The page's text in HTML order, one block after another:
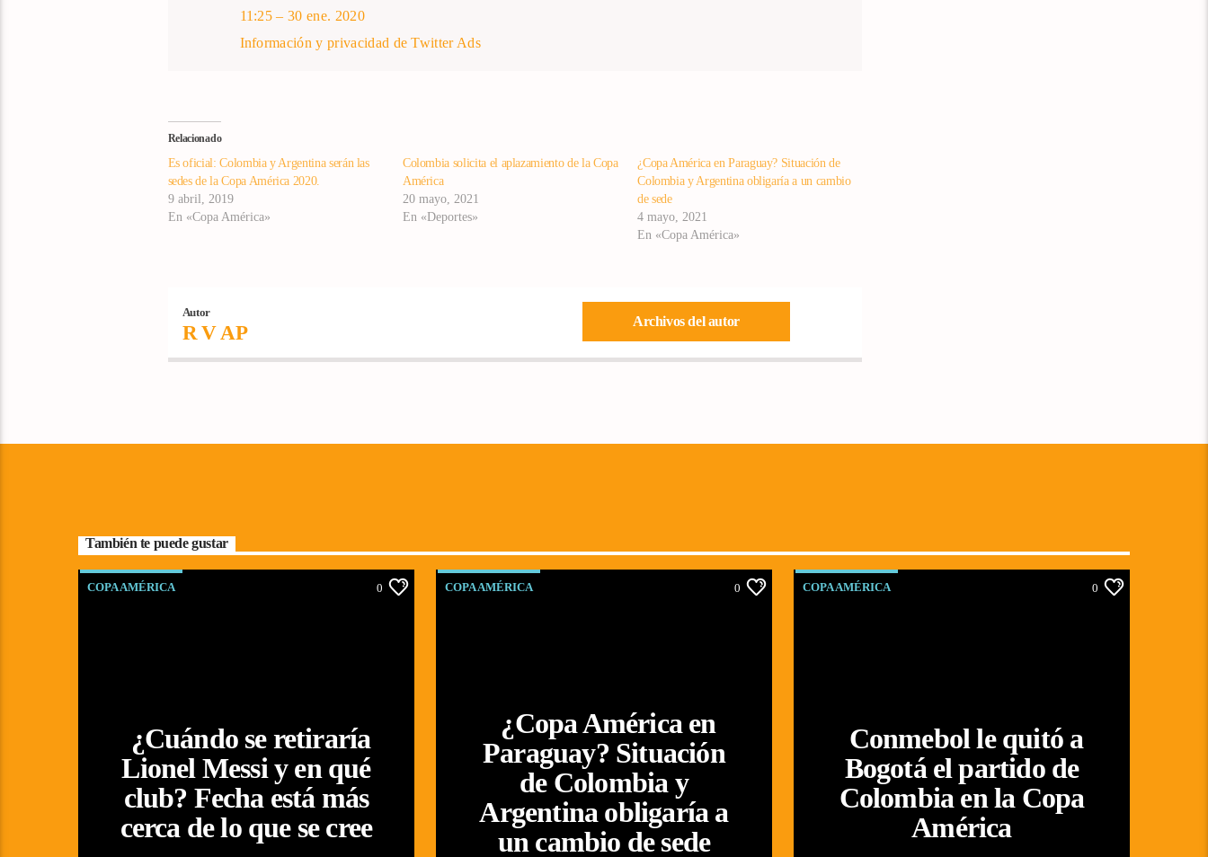
11:25 – 30 ene. 2020
Información y privacidad de Twitter Ads
Relacionado
Es oficial: Colombia y Argentina serán las
sedes de la Copa América 2020.
9 abril, 2019
En «Copa América»
Colombia solicita el aplazamiento de la Copa
América
20 mayo, 2021
En «Deportes»
¿Copa América en Paraguay? Situación de
Colombia y Argentina obligaría a un cambio
de sede
4 mayo, 2021
En «Copa América»
Autor
R V AP
Archivos del autor
También te puede gustar
COPA AMÉRICA 0
¿Cuándo se retiraría
Lionel Messi y en qué
club? Fecha está más
cerca de lo que se cree
COPA AMÉRICA 0
¿Copa América en
Paraguay? Situación
de Colombia y
Argentina obligaría a
un cambio de sede
COPA AMÉRICA 0
Conmebol le quitó a
Bogotá el partido de
Colombia en la Copa
América